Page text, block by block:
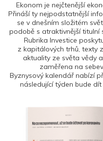
Ekonom je nejčtenější
Přináší ty nejpodstatnější
se v dnešním složitém
podobě s atraktivnější titulní
Rubrika Investice
z kapitálových trhů, texty
aktuality ze světa vědy
zaměřena na
Byznysový kalendář nabízí
následující týden bude